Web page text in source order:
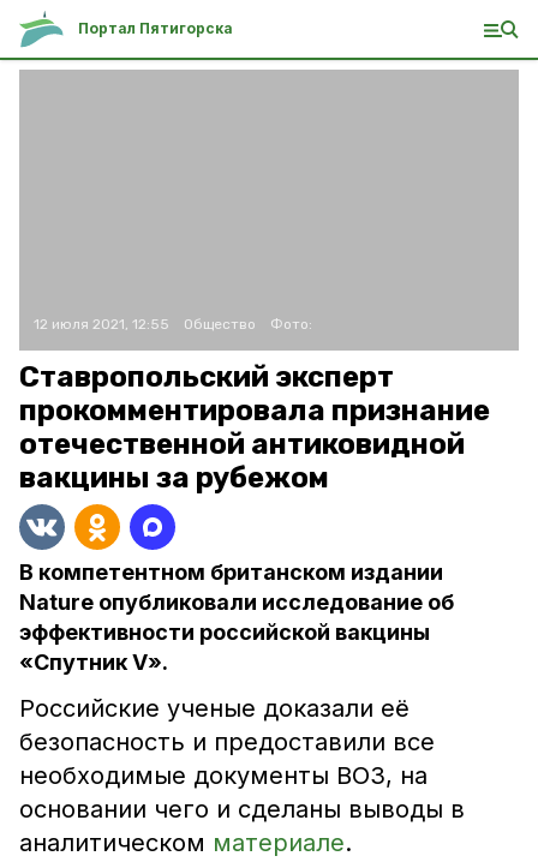
Портал Пятигорска
12 июля 2021, 12:55 Общество Фото:
Ставропольский эксперт
прокомментировала признание
отечественной антиковидной
вакцины за рубежом
В компетентном британском издании
Nature опубликовали исследование об
эффективности российской вакцины
«Спутник V».
Российские ученые доказали её
безопасность и предоставили все
необходимые документы ВОЗ, на
основании чего и сделаны выводы в
аналитическом материале.